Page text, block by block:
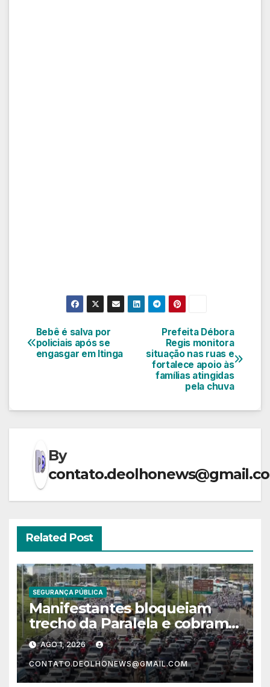
Navegação
de
Prefeita Débora
Regis monitora
situação nas ruas e
fortalece apoio às
famílias atingidas
pela chuva
Bebê é salva por
policiais após se
engasgar em Itinga
By
Related Post
SEGURANÇA PÚBLICA
Manifestantes bloqueiam
trecho da Paralela e cobram
justiça por morte de Léo
Lanches durante convenção
de Jerônimo
AGO 1, 2026
CONTATO.DEOLHONEWS@GMAIL.COM